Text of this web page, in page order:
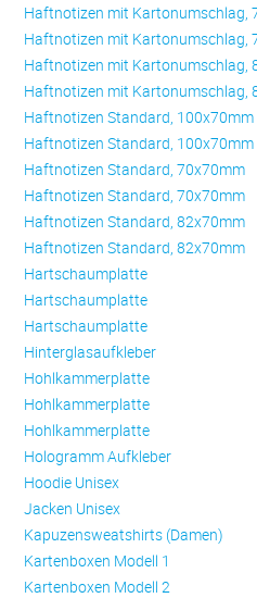
Haftnotizen mit Kartonumschlag,
Haftnotizen mit Kartonumschlag,
Haftnotizen mit Kartonumschlag,
Haftnotizen mit Kartonumschlag,
Haftnotizen Standard, 100x70mm
Haftnotizen Standard, 100x70mm
Haftnotizen Standard, 70x70mm
Haftnotizen Standard, 70x70mm
Haftnotizen Standard, 82x70mm
Haftnotizen Standard, 82x70mm
Hartschaumplatte
Hartschaumplatte
Hartschaumplatte
Hinterglasaufkleber
Hohlkammerplatte
Hohlkammerplatte
Hohlkammerplatte
Hologramm Aufkleber
Hoodie Unisex
Jacken Unisex
Kapuzensweatshirts (Damen)
Kartenboxen Modell 1
Kartenboxen Modell 2